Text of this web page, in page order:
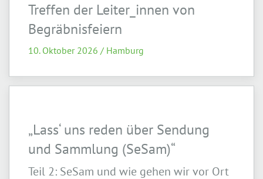
Treffen der Leiter_innen von
Begräbnisfeiern
10. Oktober 2026 / Hamburg
„Lass‘ uns reden über Sendung
und Sammlung (SeSam)“
Teil 2: SeSam und wie gehen wir vor Ort